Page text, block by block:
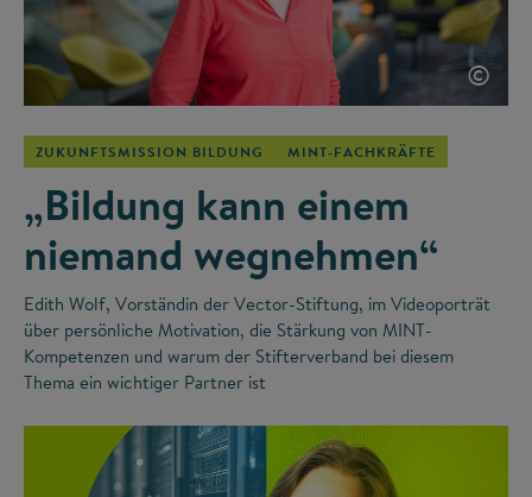
©
ZUKUNFTSMISSION BILDUNG MINT-FACHKRÄFTE
„Bildung kann einem
niemand wegnehmen“
Edith Wolf, Vorständin der Vector-Stiftung, im Videoporträt
über persönliche Motivation, die Stärkung von MINT-
Kompetenzen und warum der Stifterverband bei diesem
Thema ein wichtiger Partner ist